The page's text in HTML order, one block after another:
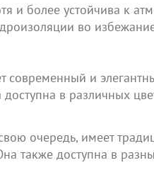
и более устойчива к
во
современный и
в различных
очередь, имеет
также доступна в